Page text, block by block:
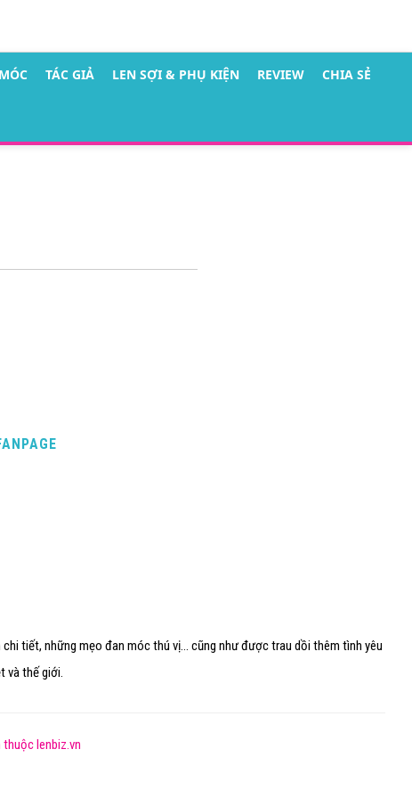
TÁC GIẢ LEN SỢI & PHỤ KIỆN REVIEW CHIA SẺ
tiết, những mẹo đan móc thú vị... cũng như được trau dồi thêm tình yêu
và thế giới.
thuộc lenbiz.vn